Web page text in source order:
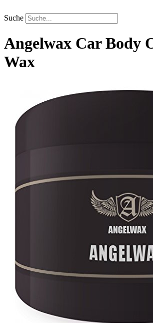
Inhalt
springen
Suche
Angelwax Car Body
Wax